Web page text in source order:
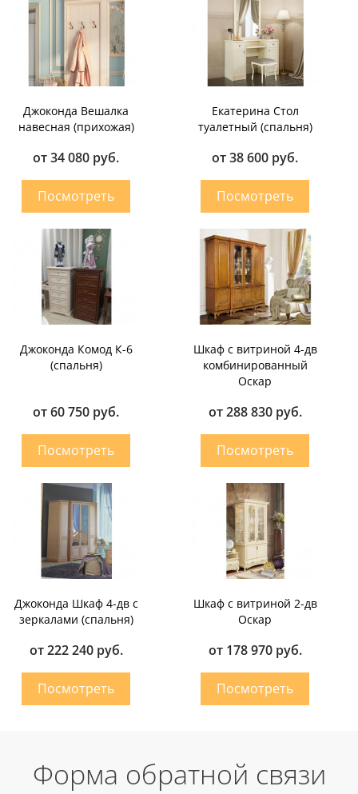
Джоконда Вешалка
навесная (прихожая)
от 34 080 руб.
Екатерина Стол
туалетный (спальня)
от 38 600 руб.
Джоконда Комод К-6
(спальня)
от 60 750 руб.
Шкаф с витриной 4-дв
комбинированный
Оскар
от 288 830 руб.
Джоконда Шкаф 4-дв с
зеркалами (спальня)
от 222 240 руб.
Шкаф с витриной 2-дв
Оскар
от 178 970 руб.
Форма обратной связи